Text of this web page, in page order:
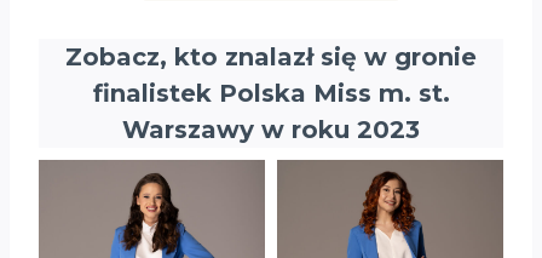
Zobacz, kto znalazł się w gronie
finalistek Polska Miss m. st.
Warszawy w roku 2023